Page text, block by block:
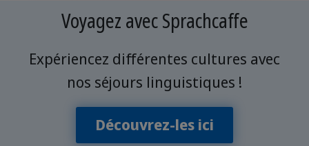
Voyagez avec Sprachcaffe
Expériencez différentes cultures avec
nos séjours linguistiques !
Découvrez-les ici